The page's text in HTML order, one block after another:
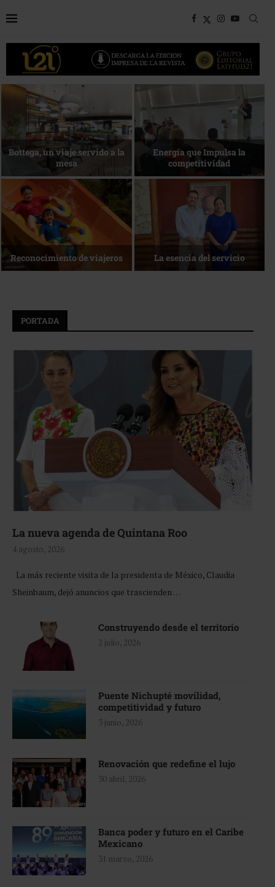
Desarrollo en disputa… ¿Hasta
dónde crecer?
Más allá del descanso
La nueva agenda de Quintana
Roo
1 de agosto • Torneo de Golf
ACOTUR
PORTADA
La nueva agenda de Quintana Roo
4 agosto, 2026
La más reciente visita de la presidenta de México, Claudia
Sheinbaum, dejó anuncios que trascienden …
Construyendo desde el territorio
2 julio, 2026
Puente Nichupté movilidad,
competitividad y futuro
3 junio, 2026
Renovación que redefine el lujo
30 abril, 2026
Banca poder y futuro en el Caribe
Mexicano
31 marzo, 2026